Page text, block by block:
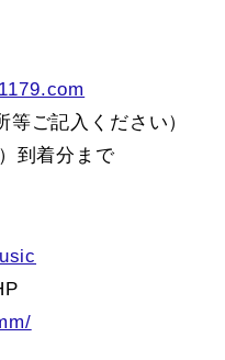
ご記入ください）
到着分まで